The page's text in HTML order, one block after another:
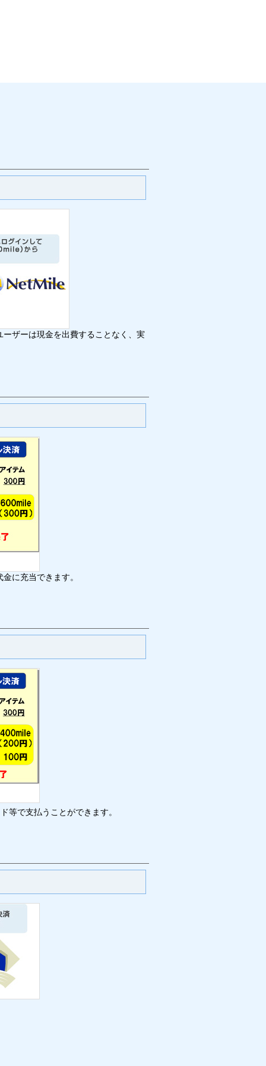
ザーは現金を出費することなく、実
に充当できます。
等で支払うことができます。